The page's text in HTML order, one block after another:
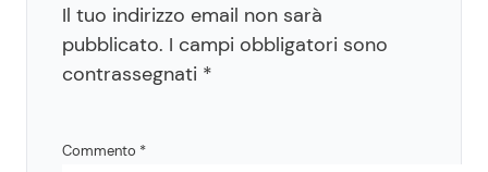
Il tuo indirizzo email non sarà
pubblicato. I campi obbligatori sono
contrassegnati *
Commento *